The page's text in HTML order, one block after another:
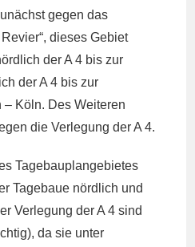
gegen das
dieses Gebiet
der A 4 bis zur
der A 4 bis zur
Köln. Des Weiteren
die Verlegung der A 4.
Tagebauplangebietes
Tagebaue nördlich und
Verlegung der A 4 sind
da sie unter